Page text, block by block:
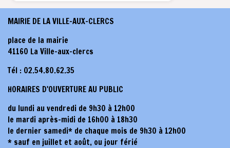
MAIRIE DE LA VILLE-AUX-CLERCS
place de la mairie
41160 La Ville-aux-clercs
Tél : 02.54.80.62.35
HORAIRES D'OUVERTURE AU PUBLIC
du lundi au vendredi de 9h30 à 12h00
le mardi après-midi de 16h00 à 18h30
le dernier samedi* de chaque mois de 9h30 à 12h00
* sauf en juillet et août, ou jour férié